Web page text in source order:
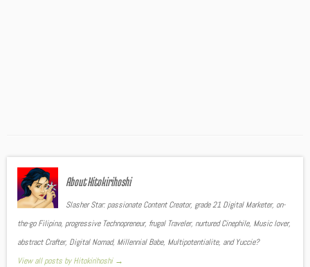
About Hitokirihoshi
Slasher Star: passionate Content Creator, grade 21 Digital Marketer, on-
the-go Filipina, progressive Technopreneur, frugal Traveler, nurtured Cinephile, Music lover,
abstract Crafter, Digital Nomad, Millennial Babe, Multipotentialite, and Yuccie?
View all posts by Hitokirihoshi →